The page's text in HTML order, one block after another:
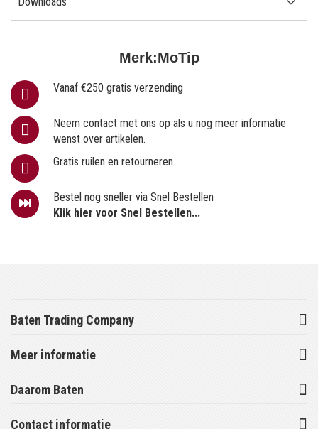
Merk:MoTip
Vanaf €250 gratis verzending
Neem contact met ons op als u nog meer informatie
wenst over artikelen.
Gratis ruilen en retourneren.
Bestel nog sneller via Snel Bestellen
Klik hier voor Snel Bestellen...
Baten Trading Company
Meer informatie
Daarom Baten
Contact informatie